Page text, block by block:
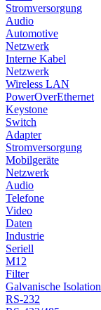
Stromversorgung
Audio
Automotive
Netzwerk
Interne Kabel
Netzwerk
Wireless LAN
PowerOverEthernet
Keystone
Switch
Adapter
Stromversorgung
Mobilgeräte
Netzwerk
Audio
Telefone
Video
Daten
Industrie
Seriell
M12
Filter
Galvanische Isolation
RS-232